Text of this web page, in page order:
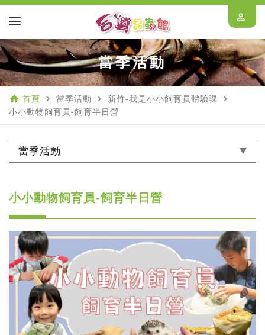
perm_identity
當季活動
home 首頁 navigate_next 當季活動 navigate_next 新竹-我是小小飼育員體驗課 navigate_next
小小動物飼育員-飼育半日營
當季活動
小小動物飼育員-飼育半日營